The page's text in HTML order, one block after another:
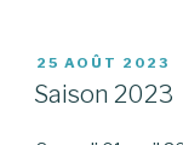
PUBLIÉ
LE
25 AOÛT 2023
Saison 2023